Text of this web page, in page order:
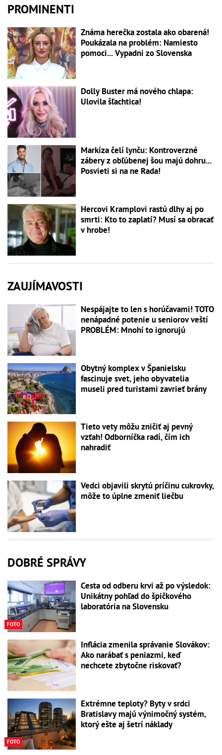
PROMINENTI
Známa herečka zostala ako obarená!
Poukázala na problém: Namiesto
pomoci... Vypadni zo Slovenska
Dolly Buster má nového chlapa:
Ulovila šľachtica!
Markíza čelí lynču: Kontroverzné
zábery z obľúbenej šou majú dohru...
Posvieti si na ne Rada!
Hercovi Kramplovi rastú dlhy aj po
smrti: Kto to zaplatí? Musí sa obracať
v hrobe!
ZAUJÍMAVOSTI
Nespájajte to len s horúčavami! TOTO
nenápadné potenie u seniorov veští
PROBLÉM: Mnohí to ignorujú
Obytný komplex v Španielsku
fascinuje svet, jeho obyvatelia
museli pred turistami zavrieť brány
Tieto vety môžu zničiť aj pevný
vzťah! Odborníčka radí, čím ich
nahradiť
Vedci objavili skrytú príčinu cukrovky,
môže to úplne zmeniť liečbu
DOBRÉ SPRÁVY
FOTO
Cesta od odberu krvi až po výsledok:
Unikátny pohľad do špičkového
laboratória na Slovensku
Inflácia zmenila správanie Slovákov:
Ako narábať s peniazmi, keď
nechcete zbytočne riskovať?
FOTO
Extrémne teploty? Byty v srdci
Bratislavy majú výnimočný systém,
ktorý ešte aj šetrí náklady